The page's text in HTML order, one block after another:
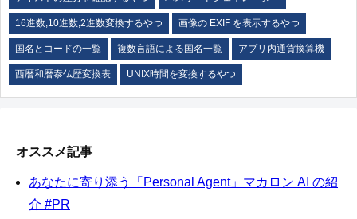
16進数,10進数,2進数変換するやつ 画像の EXIF を表示するやつ
国名とコードの一覧 複数言語による国名一覧 アプリ内通貨換算機
西暦和暦泰仏歴変換表 UNIX時間を変換するやつ
オススメ記事
あなたに寄り添う「Personal Agent」マカロン AI の紹
介 #PR